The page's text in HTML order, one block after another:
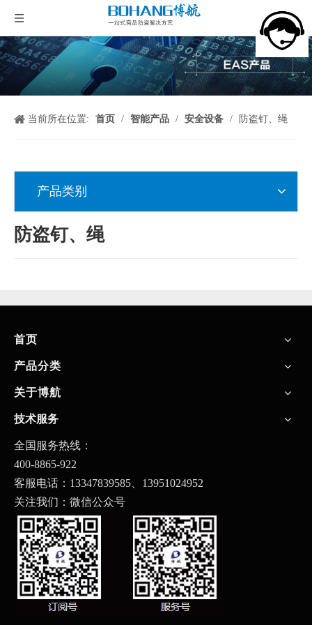
当前所在位置: 首页 / 智能产品 / 安全设备 / 防盗钉、绳
产品类别
防盗钉、绳
首页
产品分类
关于博航
技术服务
全国服务热线：
400-8865-922
客服电话：13347839585、 13951024952
关注我们：微信公众号